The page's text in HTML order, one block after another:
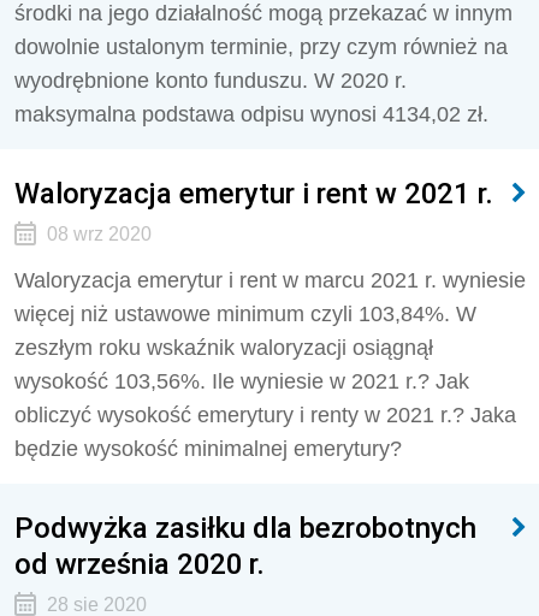
środki na jego działalność mogą przekazać w innym
dowolnie ustalonym terminie, przy czym również na
wyodrębnione konto funduszu. W 2020 r.
maksymalna podstawa odpisu wynosi 4134,02 zł.
Waloryzacja emerytur i rent w 2021 r.
08 wrz 2020
Waloryzacja emerytur i rent w marcu 2021 r. wyniesie
więcej niż ustawowe minimum czyli 103,84%. W
zeszłym roku wskaźnik waloryzacji osiągnął
wysokość 103,56%. Ile wyniesie w 2021 r.? Jak
obliczyć wysokość emerytury i renty w 2021 r.? Jaka
będzie wysokość minimalnej emerytury?
Podwyżka zasiłku dla bezrobotnych
od września 2020 r.
28 sie 2020